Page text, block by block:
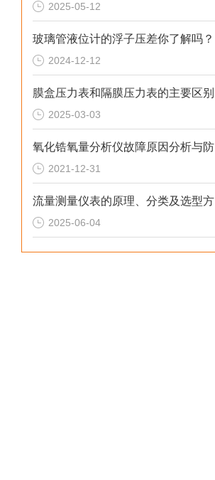
2025-05-12
玻璃管液位计的浮子压差你了解吗？
2024-12-12
2025-03-03
2021-12-31
2025-06-04